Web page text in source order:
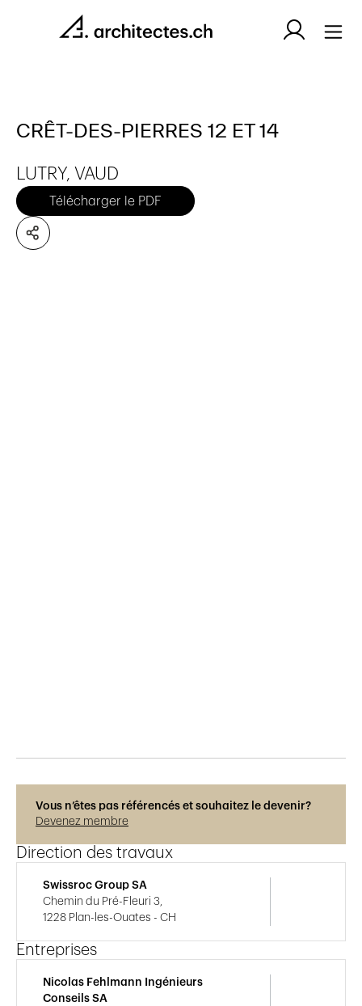
CRÊT-DES-PIERRES 12 ET 14
LUTRY, VAUD
Télécharger le PDF
Vous n’êtes pas référencés et souhaitez le devenir?
Devenez membre
Direction des travaux
Swissroc Group SA
Chemin du Pré-Fleuri 3,
1228 Plan-les-Ouates - CH
Entreprises
Nicolas Fehlmann Ingénieurs
Conseils SA